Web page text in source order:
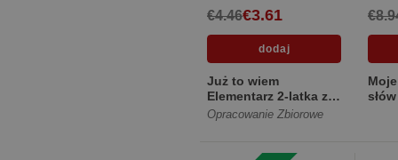
€3.61
€4.46
Już to wiem
Elementarz 2-latka z
naklejkami [Miękka]
Opracowanie Zbiorowe